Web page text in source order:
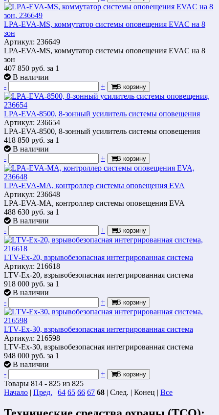
LPA-EVA-MS, коммутатор системы оповещения EVAC на 8
зон
Артикул: 236649
LPA-EVA-MS, коммутатор системы оповещения EVAC на 8
зон
407 850 руб. за 1
В наличии
-
+ В корзину
LPA-EVA-8500, 8-зонный усилитель системы оповещения
Артикул: 236654
LPA-EVA-8500, 8-зонный усилитель системы оповещения
418 850 руб. за 1
В наличии
-
+ В корзину
LPA-EVA-MA, контроллер системы оповещения EVA
Артикул: 236648
LPA-EVA-MA, контроллер системы оповещения EVA
488 630 руб. за 1
В наличии
-
+ В корзину
LTV-Ex-20, взрывобезопасная интегрированная система
Артикул: 216618
LTV-Ex-20, взрывобезопасная интегрированная система
918 000 руб. за 1
В наличии
-
+ В корзину
LTV-Ex-30, взрывобезопасная интегрированная система
Артикул: 216598
LTV-Ex-30, взрывобезопасная интегрированная система
948 000 руб. за 1
В наличии
-
+ В корзину
Товары 814 - 825 из 825
Начало | Пред. | 64 65 66 67 68 | След. | Конец | Все